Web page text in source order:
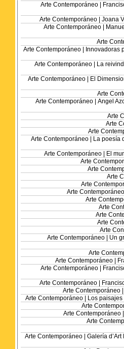
Arte Contemporáneo |
Arte Contemporáneo | Joana
Arte Contemporáneo |
Arte
Arte Contemporáneo |
Innovadoras
Arte Contemporáneo | La
Arte Contemporáneo | El
Arte
Arte Contemporáneo | Angel
Arte
Arte
Arte
Arte Contemporáneo |
La poesía
Arte Contemporáneo |
El
Arte
Arte
Arte
Arte
Arte
Arte
Arte
Arte
Arte
Arte
Arte Contemporáneo | Un
Arte
Arte Contemporáneo |
Arte Contemporáneo |
Arte Contemporáneo |
Arte Contemporáneo
Arte Contemporáneo |
Los
Arte
Arte Contemporáneo
Arte
Arte Contemporáneo | Galería